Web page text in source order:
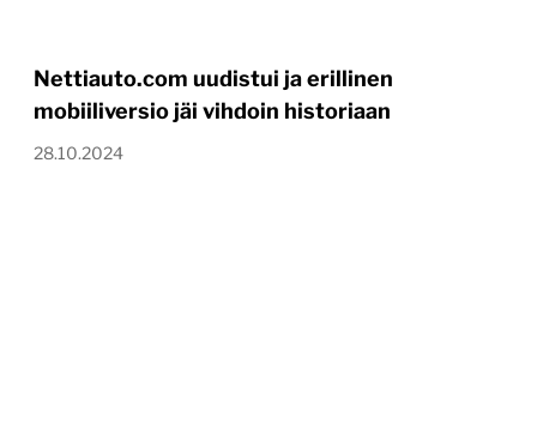
Nettiauto.com uudistui ja erillinen
mobiiliversio jäi vihdoin historiaan
28.10.2024